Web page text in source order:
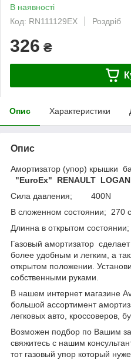
В наявності
Код: RN111129EX
Роздріб
326 ₴
Опис Характеристики
Опис
Амортизатор (упор) крышки
"EuroEx" RENAULT
Сила давления; 400N
В сложенном соcтоянии; 270
Длинна в открытом
Газовый амортизатор
более удобным и легким, а
открытом положении.
собственными руками.
В нашем интернет магазине
большой ассортимент
легковых авто, кроссоверов,
Возможен подбор по Вашим
свяжитесь с нашим
тот газовый упор который